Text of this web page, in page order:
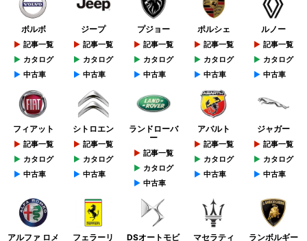
ボルボ
記事一覧
カタログ
中古車
ジープ
記事一覧
カタログ
中古車
プジョー
記事一覧
カタログ
中古車
ポルシェ
記事一覧
カタログ
中古車
ルノー
記事一覧
カタログ
中古車
フィアット
記事一覧
カタログ
中古車
シトロエン
記事一覧
カタログ
中古車
ランドローバ
ー
記事一覧
カタログ
中古車
アバルト
記事一覧
カタログ
中古車
ジャガー
記事一覧
カタログ
中古車
アルファ ロメ
フェラーリ
DSオートモビ
マセラティ
ランボルギー